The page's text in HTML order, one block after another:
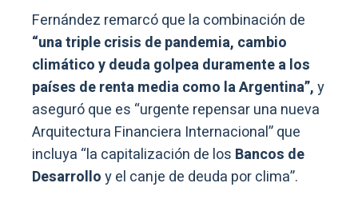
Fernández remarcó que la combinación de
“una triple crisis de pandemia, cambio
climático y deuda golpea duramente a los
países de renta media como la Argentina”,y
aseguró que es “urgente repensar una nueva
Arquitectura Financiera Internacional” que
incluya “la capitalización de los Bancos de
Desarrolloy el canje de deuda por clima”.